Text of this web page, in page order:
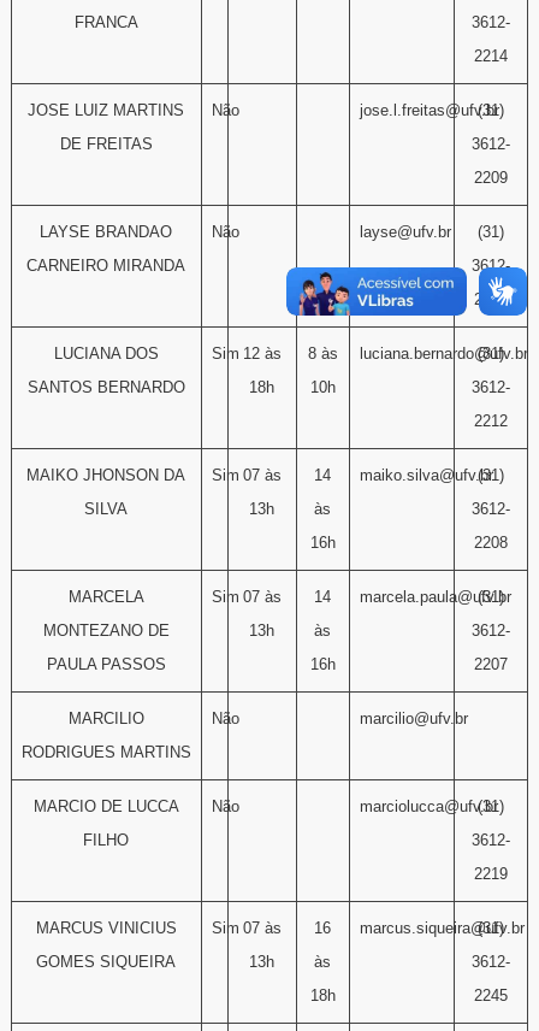
FRANCA
3612-
2214
JOSE LUIZ MARTINS
DE FREITAS
Não jose.l.freitas@ufv.br
(31)
3612-
2209
LAYSE BRANDAO
CARNEIRO MIRANDA
Não layse@ufv.br
(31)
3612-
2215
LUCIANA DOS
SANTOS BERNARDO
Sim 12 às
18h
8 às
10h
luciana.bernardo@ufv.br
(31)
3612-
2212
MAIKO JHONSON DA
SILVA
Sim 07 às
13h
14
às
16h
maiko.silva@ufv.br(31)
3612-
2208
MARCELA
MONTEZANO DE
PAULA PASSOS
Sim 07 às
13h
14
às
16h
marcela.paula@ufv.br
(31)
3612-
2207
MARCILIO
RODRIGUES MARTINS
Não marcilio@ufv.br
MARCIO DE LUCCA
FILHO
Não marciolucca@ufv.br
(31)
3612-
2219
MARCUS VINICIUS
GOMES SIQUEIRA
Sim 07 às
13h
16
às
18h
marcus.siqueira@ufv.br
(31)
3612-
2245